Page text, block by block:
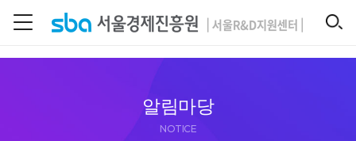
알림마당
NOTICE